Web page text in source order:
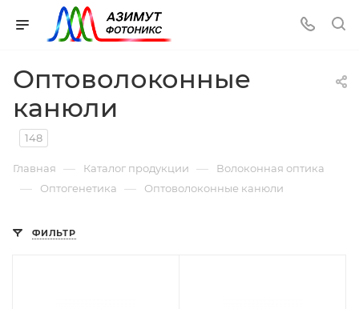
Оптоволоконные
канюли
148
Главная — Каталог продукции — Волоконная оптика
— Оптогенетика — Оптоволоконные канюли
ФИЛЬТР